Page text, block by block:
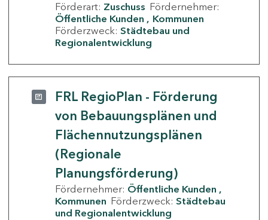
Förderart: Zuschuss Fördernehmer:
Öffentliche Kunden
Kommunen
Förderzweck: Städtebau und
Regionalentwicklung
FRL RegioPlan - Förderung
von Bebauungsplänen und
Flächennutzungsplänen
(Regionale
Planungsförderung)
Fördernehmer: Öffentliche Kunden
Kommunen Förderzweck: Städtebau
und Regionalentwicklung